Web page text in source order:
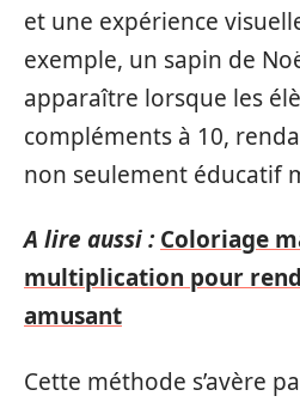
et une expérience
exemple, un sapin de
apparaître lorsque les
compléments à 10,
non seulement éducatif
A lire aussi : Coloriage
multiplication pour
amusant
Cette méthode s’avère